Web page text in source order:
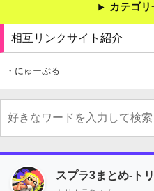
カテゴリ
相互リンクサイト紹介
・にゅーぷる
スプラ3まとめ-ト